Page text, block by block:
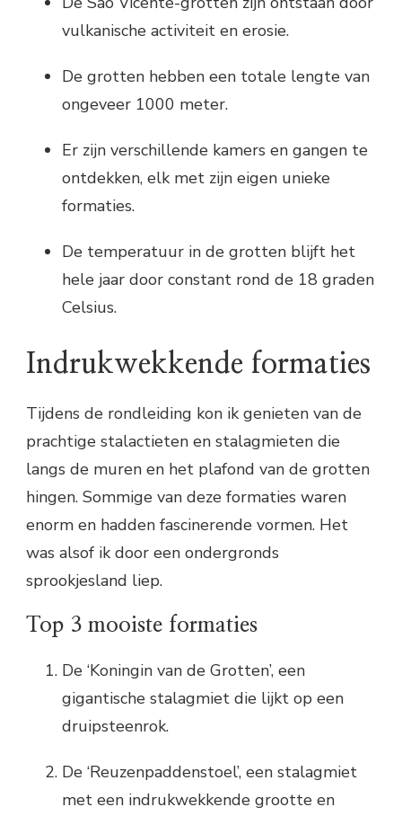
vulkanische activiteit en erosie.
De grotten hebben een totale lengte van
ongeveer 1000 meter.
Er zijn verschillende kamers en gangen te
ontdekken, elk met zijn eigen unieke
formaties.
De temperatuur in de grotten blijft het
hele jaar door constant rond de 18 graden
Celsius.
Indrukwekkende formaties
Tijdens de rondleiding kon ik genieten van de
prachtige stalactieten en stalagmieten die
langs de muren en het plafond van de grotten
hingen. Sommige van deze formaties waren
enorm en hadden fascinerende vormen. Het
was alsof ik door een ondergronds
sprookjesland liep.
Top 3 mooiste formaties
De ‘Koningin van de Grotten’, een
gigantische stalagmiet die lijkt op een
druipsteenrok.
De ‘Reuzenpaddenstoel’, een stalagmiet
met een indrukwekkende grootte en